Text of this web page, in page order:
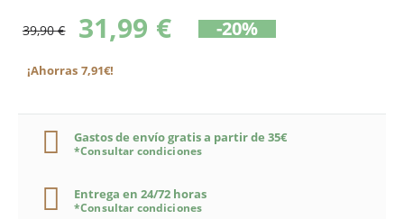
39,90 € 31,99 € -20%
¡Ahorras 7,91€!
Gastos de envío gratis a partir de 35€
*Consultar condiciones
Entrega en 24/72 horas
*Consultar condiciones